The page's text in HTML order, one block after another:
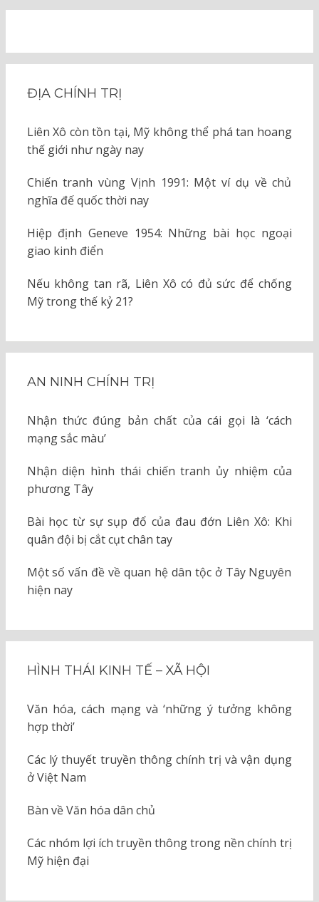
ĐỊA CHÍNH TRỊ
Liên Xô còn tồn tại, Mỹ không thể phá tan hoang
thế giới như ngày nay
Chiến tranh vùng Vịnh 1991: Một ví dụ về chủ
nghĩa đế quốc thời nay
Hiệp định Geneve 1954: Những bài học ngoại
giao kinh điển
Nếu không tan rã, Liên Xô có đủ sức để chống
Mỹ trong thế kỷ 21?
AN NINH CHÍNH TRỊ
Nhận thức đúng bản chất của cái gọi là ‘cách
mạng sắc màu’
Nhận diện hình thái chiến tranh ủy nhiệm của
phương Tây
Bài học từ sự sụp đổ của đau đớn Liên Xô: Khi
quân đội bị cắt cụt chân tay
Một số vấn đề về quan hệ dân tộc ở Tây Nguyên
hiện nay
HÌNH THÁI KINH TẾ – XÃ HỘI
Văn hóa, cách mạng và ‘những ý tưởng không
hợp thời’
Các lý thuyết truyền thông chính trị và vận dụng
ở Việt Nam
Bàn về Văn hóa dân chủ
Các nhóm lợi ích truyền thông trong nền chính trị
Mỹ hiện đại